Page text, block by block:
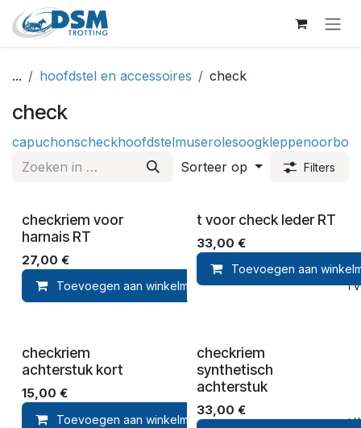
Overslaan naar inhoud
... hoofdstel en accessoires check
check
capuchonscheckhoofdstelmuserolesoogkleppen
Sorteer op
Filters
checkriem voor
harnais RT
27,00 €
Toevoegen aan winkelmandje Toevoegen aan
t voor check leder RT
33,00 €
Toevoegen aan
checkriem
achterstuk kort
15,00 €
Toevoegen aan winkelmandje Toevoegen aan
checkriem
synthetisch
achterstuk
33,00 €